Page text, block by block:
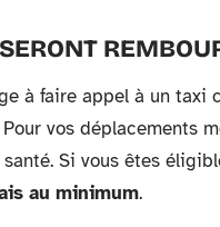
à faire appel à un taxi
vos déplacements
Si vous êtes
au minimum.